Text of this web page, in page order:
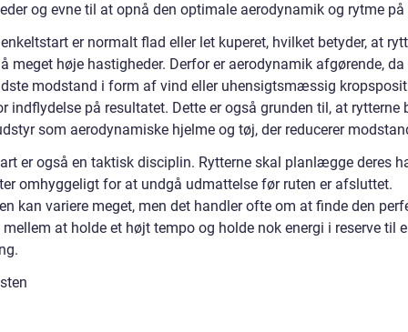
og evne til at opnå den optimale aerodynamik og rytme på
er normalt flad eller let kuperet, hvilket betyder, at
meget høje hastigheder. Derfor er aerodynamik afgørende, da
modstand i form af vind eller uhensigtsmæssig
indflydelse på resultatet. Dette er også grunden til, at rytterne
som aerodynamiske hjelme og tøj, der reducerer
er også en taktisk disciplin. Rytterne skal planlægge deres
omhyggeligt for at undgå udmattelse før ruten er afsluttet.
kan variere meget, men det handler ofte om at finde den
at holde et højt tempo og holde nok energi i reserve til